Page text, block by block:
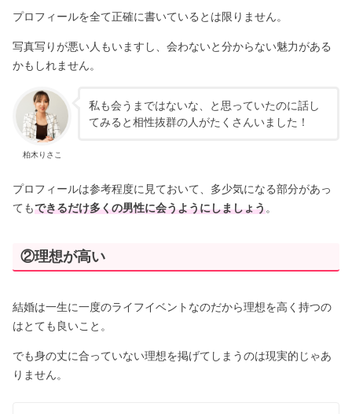
プロフィールを全て正確に書いているとは限りません。
写真写りが悪い人もいますし、会わないと分からない魅力がある
かもしれません。
柏木りさこ
私も会うまではないな、と思っていたのに話し
てみると相性抜群の人がたくさんいました！
プロフィールは参考程度に見ておいて、多少気になる部分があっ
てもできるだけ多くの男性に会うようにしましょう。
②理想が高い
結婚は一生に一度のライフイベントなのだから理想を高く持つの
はとても良いこと。
でも身の丈に合っていない理想を掲げてしまうのは現実的じゃあ
りません。